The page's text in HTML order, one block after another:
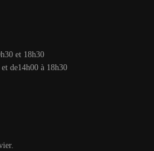
et 18h30
de14h00 à 18h30